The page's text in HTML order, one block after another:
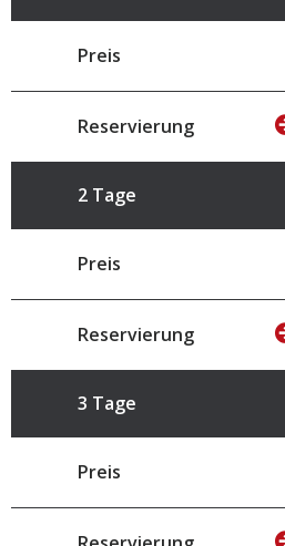
Preis
Reservierung
2 Tage
Preis
Reservierung
3 Tage
Preis